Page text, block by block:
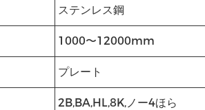
ステンレス鋼
1000〜12000mm
プレート
2B,BA,HL,8K,ノー4ほら